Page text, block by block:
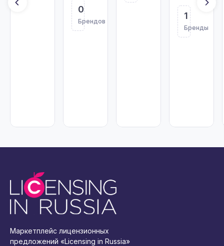
0
Брендов
1
Бренды
Маркетплейс лицензионных
предложений «Licensing in Russia»